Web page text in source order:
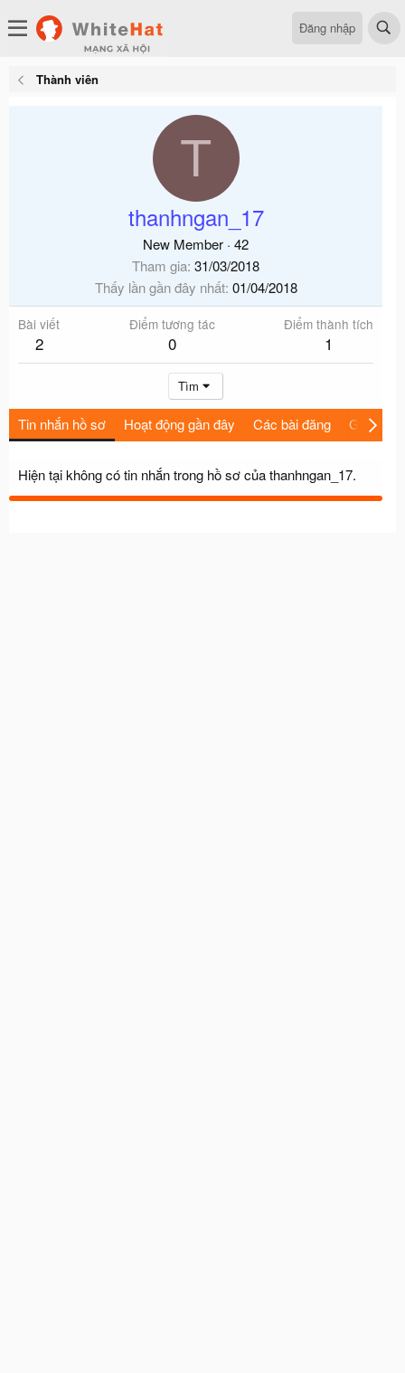
Đăng nhập
Thành viên
T
thanhngan_17
New Member · 42
Tham gia 31/03/2018
Thấy lần gần đây nhất 01/04/2018
Bài viết
2
Điểm tương tác
0
Điểm thành tích
1
Tìm
Tin nhắn hồ sơ Hoạt động gần đây Các bài đăng Giới thiệu
Hiện tại không có tin nhắn trong hồ sơ của thanhngan_17.